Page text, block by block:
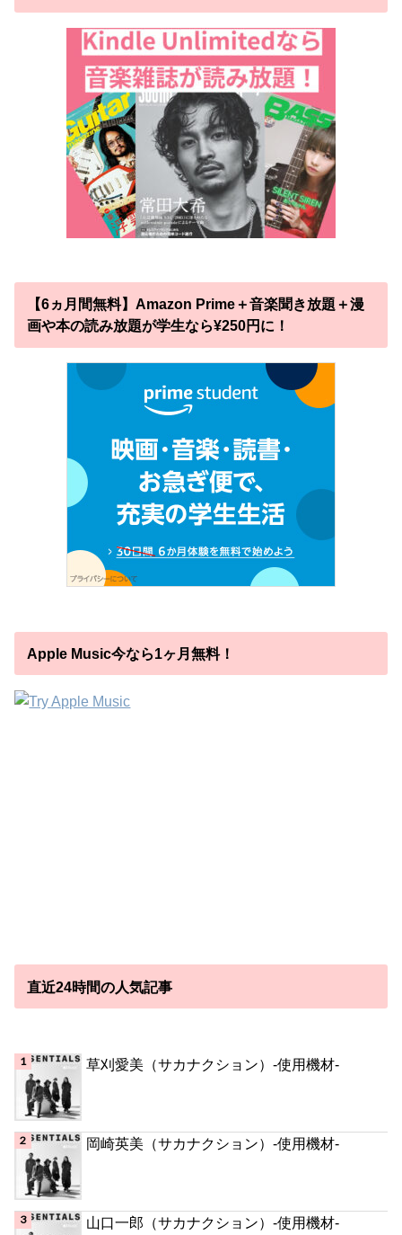
【6ヵ月間無料】Amazon Prime＋音楽聞き放題＋漫
画や本の読み放題が学生なら¥250円に！
Apple Music今なら1ヶ月無料！
直近24時間の人気記事
草刈愛美（サカナクション）-使用機材-
岡崎英美（サカナクション）-使用機材-
山口一郎（サカナクション）-使用機材-